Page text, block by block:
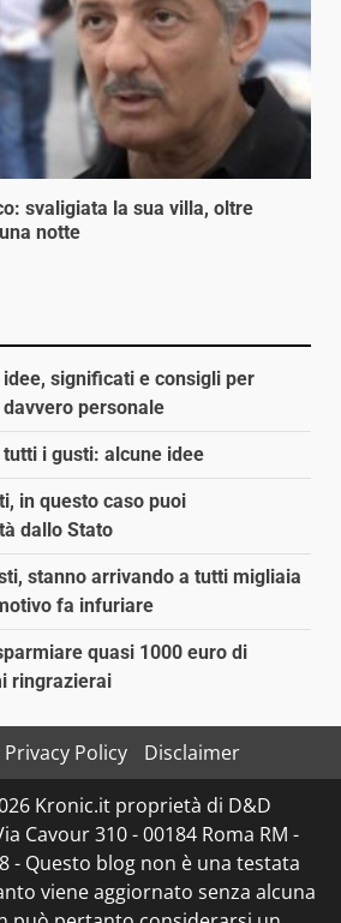
svaligiata la sua villa, oltre
notte
significati e consigli per
personale
i gusti: alcune idee
in questo caso puoi
dallo Stato
stanno arrivando a tutti migliaia
fa infuriare
quasi 1000 euro di
ringrazierai
Privacy Policy
Disclaimer
Kronic.it proprietà di D&D
Cavour 310 - 00184 Roma RM -
- Questo blog non è una testata
viene aggiornato senza alcuna